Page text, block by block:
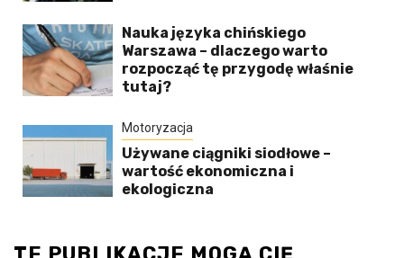
Nauka języka chińskiego
Warszawa – dlaczego warto
rozpocząć tę przygodę właśnie
tutaj?
Motoryzacja
Używane ciągniki siodłowe –
wartość ekonomiczna i
ekologiczna